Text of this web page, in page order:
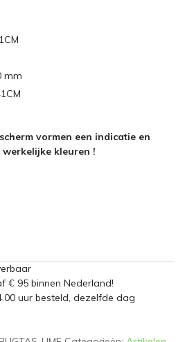
mm
vormen een indicatie en
kleuren !
€ 95 binnen Nederland!
uur besteld, dezelfde dag